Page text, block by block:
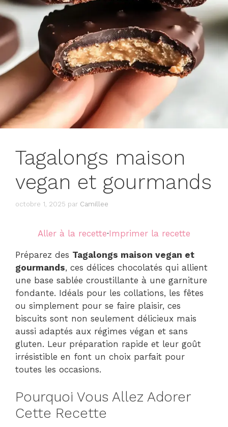
Tagalongs maison
vegan et gourmands
octobre 1, 2025 par Camillee
Aller à la recette·Imprimer la recette
Préparez des Tagalongs maison vegan et
gourmands, ces délices chocolatés qui allient
une base sablée croustillante à une garniture
fondante. Idéals pour les collations, les fêtes
ou simplement pour se faire plaisir, ces
biscuits sont non seulement délicieux mais
aussi adaptés aux régimes végan et sans
gluten. Leur préparation rapide et leur goût
irrésistible en font un choix parfait pour
toutes les occasions.
Pourquoi Vous Allez Adorer
Cette Recette